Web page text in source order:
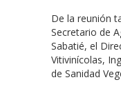
De la reunión
Secretario de
Sabatié, el
Vitivinícolas,
de Sanidad